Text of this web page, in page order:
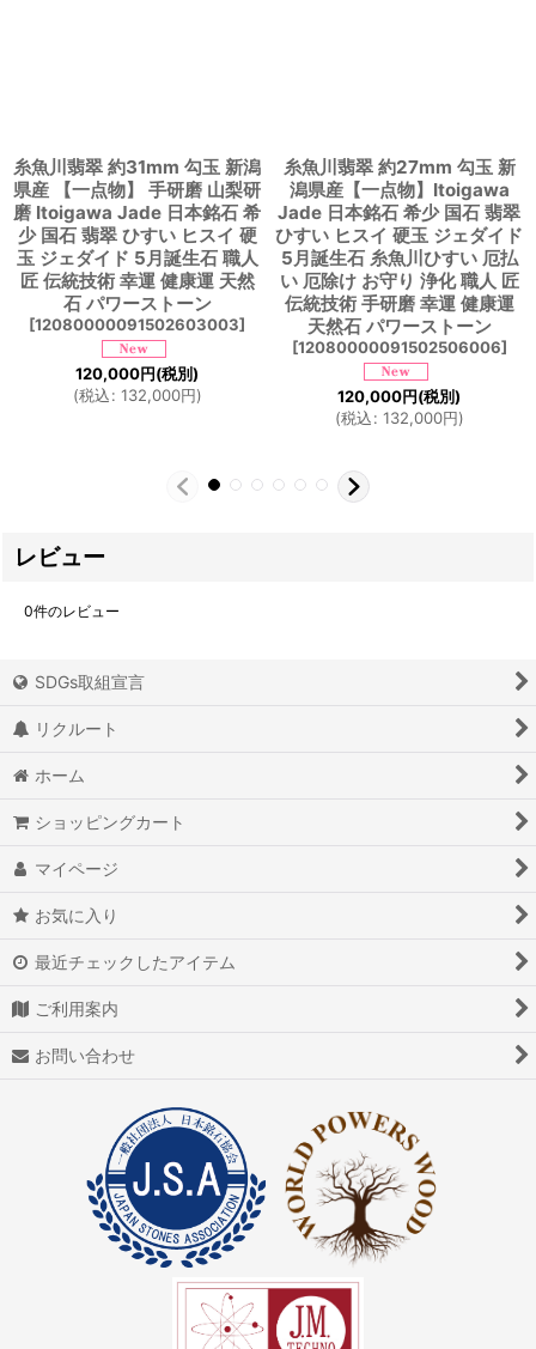
糸魚川翡翠 約31mm 勾玉 新潟
県産 【一点物】 手研磨 山梨研
磨 Itoigawa Jade 日本銘石 希
少 国石 翡翠 ひすい ヒスイ 硬
玉 ジェダイド 5月誕生石 職人
匠 伝統技術 幸運 健康運 天然
石 パワーストーン
[12080000091502603003]
120,000円(税別)
(税込: 132,000円)
糸魚川翡翠 約27mm 勾玉 新
潟県産【一点物】Itoigawa
Jade 日本銘石 希少 国石 翡翠
ひすい ヒスイ 硬玉 ジェダイド
5月誕生石 糸魚川ひすい 厄払
い 厄除け お守り 浄化 職人 匠
伝統技術 手研磨 幸運 健康運
天然石 パワーストーン
[12080000091502506006]
120,000円(税別)
(税込: 132,000円)
レビュー
0件のレビュー
SDGs取組宣言
リクルート
ホーム
ショッピングカート
マイページ
お気に入り
最近チェックしたアイテム
ご利用案内
お問い合わせ